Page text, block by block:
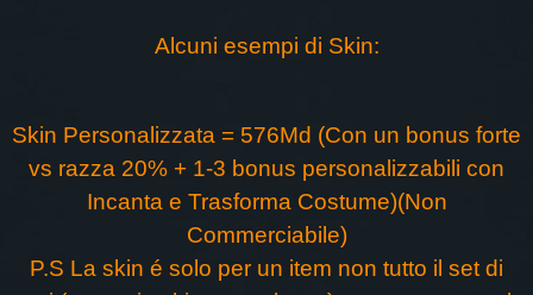
Alcuni esempi di Skin:
Skin Personalizzata = 576Md (Con un bonus forte
vs razza 20% + 1-3 bonus personalizzabili con
Incanta e Trasforma Costume)(Non
Commerciabile)
P.S La skin é solo per un item non tutto il set di